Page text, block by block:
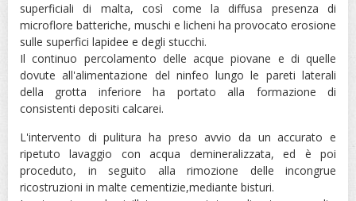
superficiali di malta, così come la diffusa presenza di
microflore batteriche, muschi e licheni ha provocato erosione
sulle superfici lapidee e degli stucchi.
Il continuo percolamento delle acque piovane e di quelle
dovute all'alimentazione del ninfeo lungo le pareti laterali
della grotta inferiore ha portato alla formazione di
consistenti depositi calcarei.
L'intervento di pulitura ha preso avvio da un accurato e
ripetuto lavaggio con acqua demineralizzata, ed è poi
proceduto, in seguito alla rimozione delle incongrue
ricostruzioni in malte cementizie,mediante bisturi.